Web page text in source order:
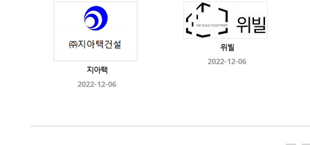
지아택
2022-12-06
위빌
2022-12-06